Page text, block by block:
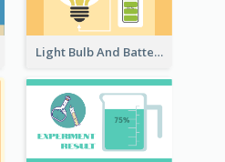
Light Bulb And Battery Schematic Diagram